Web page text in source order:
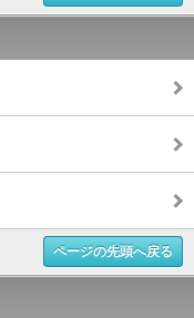
ページの先頭へ戻る